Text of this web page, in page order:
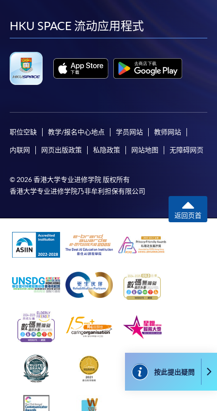
按此提出疑問
折
facebook
youtube
linkedin
HKU SPACE 流动应用程式
职位空缺 教学/报名中心地点 学员网站 教师网站
内联网 网页出版政策 私隐政策 网站地图 无障碍网页
© 2026 香港大学专业进修学院 版权所有
香港大学专业进修学院乃非牟利担保有限公司
返回页首